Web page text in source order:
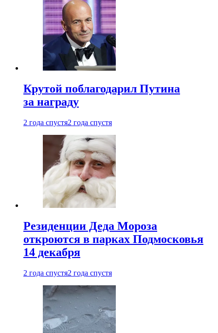
Крутой поблагодарил Путина
за награду
2 года спустя2 года спустя
Резиденции Деда Мороза
откроются в парках Подмосковья
14 декабря
2 года спустя2 года спустя